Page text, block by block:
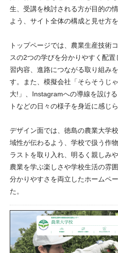
生、受講を検討される方が目的の
よう、サイト全体の構成と見せ方
トップページでは、農業生産技術
スの2つの学びを分かりやすく配
習内容、進路につながる取り組み
す。また、模擬会社「そらそうじ
大!」、Instagramへの導線を設け
トなどの日々の様子を身近に感じ
デザイン面では、徳島の農業大学
域性が伝わるよう、学校で扱う作
ラストを取り入れ、明るく親しみ
農業を学ぶ楽しさや学校生活の雰
分かりやすさを両立したホームペ
た。